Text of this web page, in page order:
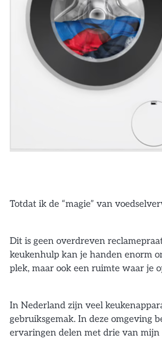
Totdat ik de “magie” van
Dit is geen overdreven
keukenhulp kan je handen enorm
plek, maar ook een ruimte waar je
In Nederland zijn veel
gebruiksgemak. In deze omgeving
ervaringen delen met drie van mijn